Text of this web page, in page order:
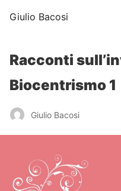
Giulio Bacosi
Racconti
Biocentrismo 1
Giulio Bacosi